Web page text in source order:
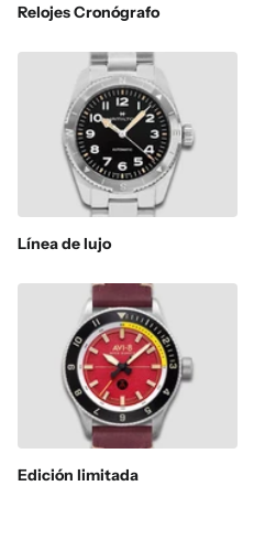
Relojes Cronógrafo
Línea de lujo
Edición limitada